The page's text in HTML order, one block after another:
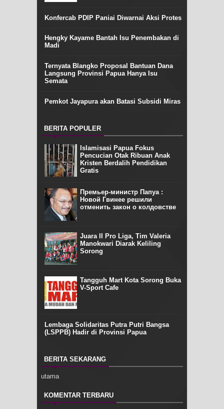
Konfercab PDIP Paniai Diwarnai Aksi Protes
Hengky Kayame Bantah Isu Penembakan di
Madi
Ternyata Blangko Proposal Bantuan Dana
Langsung Provinsi Papua Hanya Isu
Semata
Pemkot Jayapura akan Batasi Subsidi Miras
BERITA POPULER
Islamisasi Papua Fokus
Pencucian Otak Ribuan Anak
Kristen Berdalih Pendidikan
Gratis
Премьер-министр Папуа :
Новой Гвинее решили
отменить закон о колдовстве
Juara II Pro Liga, Tim Valeria
Manokwari Diarak Keliling
Sorong
Tangguh Mart Kota Sorong Buka
V-Sport Cafe
Lembaga Solidaritas Putra Putri Bangsa
(LSPPB) Hadir di Provinsi Papua
BERITA SEKARANG
utama
KOMENTAR TERBARU